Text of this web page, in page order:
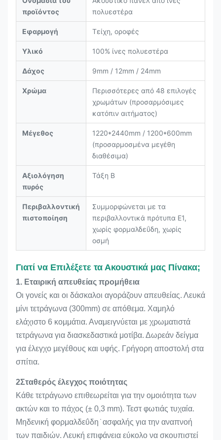
προϊόντος
πολυεστέρα
Εφαρμογή Τείχη, οροφές
Υλικό 100% ίνες πολυεστέρα
Δάχος 9mm / 12mm / 24mm
Χρώμα
Περισσότερες από 48 επιλογές
χρωμάτων (προσαρμόσιμες
κατόπιν αιτήματος)
Μέγεθος
1220*2440mm / 1200*600mm
(προσαρμοσμένα μεγέθη
διαθέσιμα)
Αξιολόγηση
πυρός
Τάξη Β
Περιβαλλοντική
πιστοποίηση
Συμμορφώνεται με τα
περιβαλλοντικά πρότυπα E1,
χωρίς φορμαλδεΰδη, χωρίς
οσμή
Γιατί να Επιλέξετε τα Ακουστικά μας Πίνακα;
1. Εταιρική απευθείας προμήθεια
Οι γονείς και οι δάσκαλοι αγοράζουν απευθείας. Λευκά
μίνι τετράγωνα (300mm) σε απόθεμα. Χαμηλό
ελάχιστο 6 κομμάτια. Αναμειγνύεται με χρωματιστά
τετράγωνα για διασκεδαστικά μοτίβα. Δωρεάν δείγμα
για έλεγχο μεγέθους και υφής. Γρήγορη αποστολή στα
σπίτια.
2Σταθερός έλεγχος ποιότητας
Κάθε τετράγωνο επιθεωρείται για την ομοιότητα των
ακτών και το πάχος (± 0,3 mm). Τεστ φωτιάς τυχαία.
Μηδενική φορμαλδεΰδη ̇ ασφαλής για την αναπνοή
των παιδιών. Λευκή επιφάνεια εύκολο να σκουπιστεί